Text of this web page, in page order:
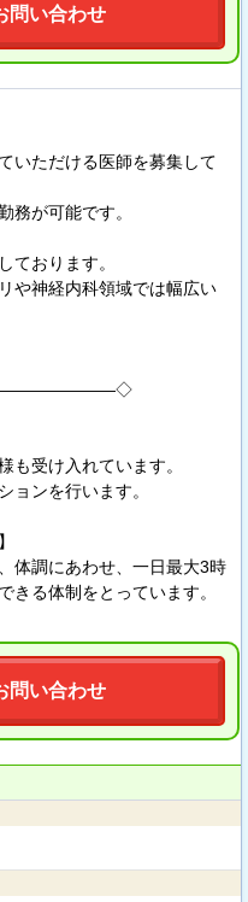
問い合わせ
いただける医師を募集して
務が可能です。
ております。
や神経内科領域では幅広い
◆―――――――◇
も受け入れています。
ョンを行います。
体調にあわせ、一日最大3時
きる体制をとっています。
問い合わせ